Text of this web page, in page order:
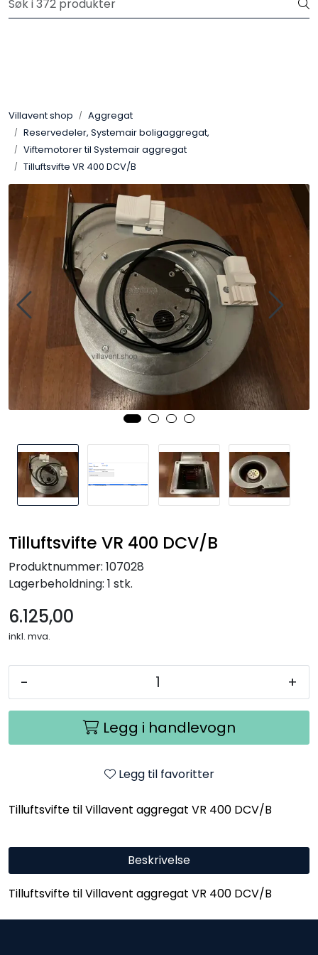
Skip to main content
Gratis frakt på ordrer over 3.000 kr inkl.mva
Villavent shop
Aggregat
Reservedeler, Systemair boligaggregat,
Viftemotorer til Systemair aggregat
Tilluftsvifte VR 400 DCV/B
Tilluftsvifte VR 400 DCV/B
Produktnummer: 107028
Lagerbeholdning: 1 stk.
6.125,00
inkl. mva.
- +
Legg i handlevogn
Legg til favoritter
Tilluftsvifte til Villavent aggregat VR 400 DCV/B
Beskrivelse
Tilluftsvifte til Villavent aggregat VR 400 DCV/B
Avtrekksvifter
Systemair Filter
Kanaler og kanaldeler
Sentralstøvsuger